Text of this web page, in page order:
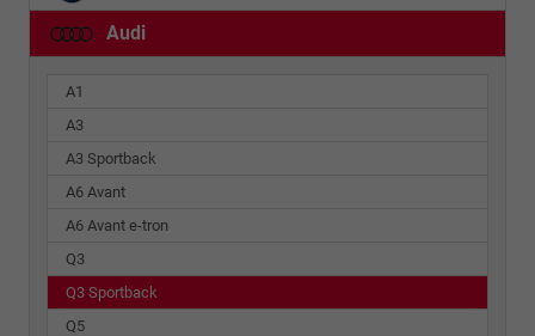
Audi
A1
A3
A3 Sportback
A6 Avant
A6 Avant e-tron
Q3
Q3 Sportback
Q5